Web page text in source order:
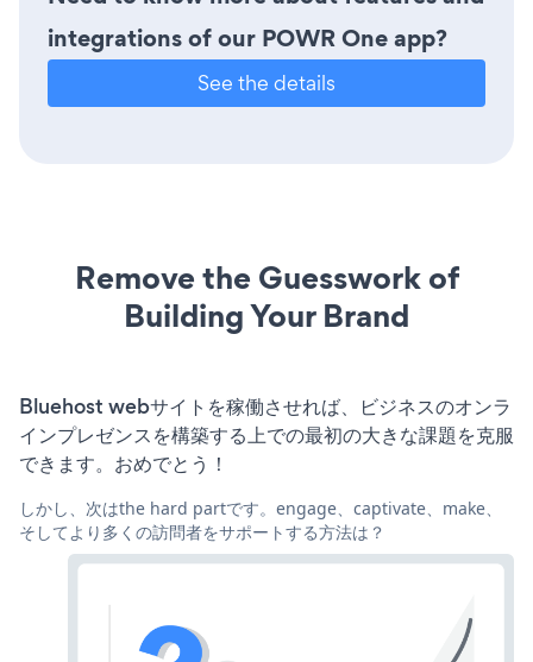
integrations of our POWR One app?
See the details
Remove the Guesswork of
Building Your Brand
Bluehost webサイトを稼働させれば、ビジネスのオンラ
インプレゼンスを構築する上での最初の大きな課題を克服
できます。おめでとう！
しかし、次はthe hard partです。engage、captivate、make、
そしてより多くの訪問者をサポートする方法は？